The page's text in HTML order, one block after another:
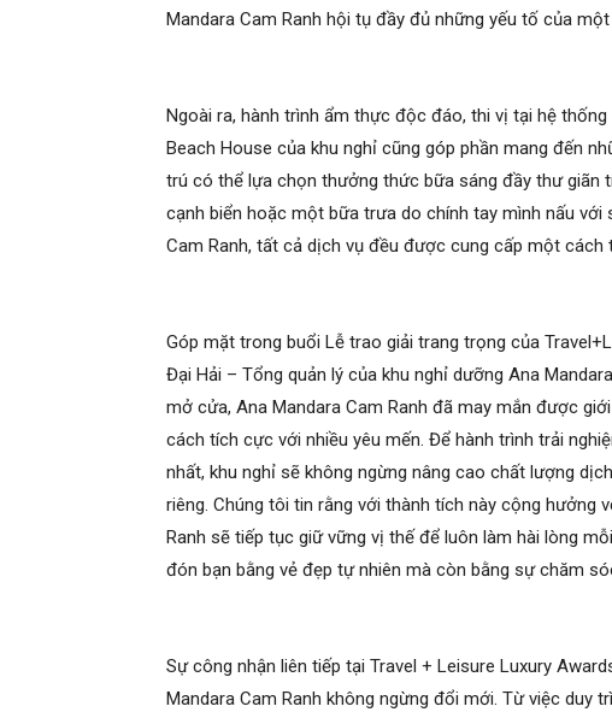
Mandara Cam Ranh hội tụ đầy đủ những yếu tố của
Ngoài ra, hành trình ẩm thực độc đáo, thi vị tại hệ
Beach House của khu nghỉ cũng góp phần mang đến
trú có thể lựa chọn thưởng thức bữa sáng đầy thư giãn
cạnh biển hoặc một bữa trưa do chính tay mình nấu
Cam Ranh, tất cả dịch vụ đều được cung cấp một cách
Góp mặt trong buổi Lễ trao giải trang trọng của
Đại Hải – Tổng quản lý của khu nghỉ dưỡng Ana
mở cửa, Ana Mandara Cam Ranh đã may mắn được
cách tích cực với nhiều yêu mến. Để hành trình trải
nhất, khu nghỉ sẽ không ngừng nâng cao chất lượng
riêng. Chúng tôi tin rằng với thành tích này cộng hưởng
Ranh sẽ tiếp tục giữ vững vị thế để luôn làm hài lòng
đón bạn bằng vẻ đẹp tự nhiên mà còn bằng sự chăm
Sự công nhận liên tiếp tại Travel + Leisure Luxury
Mandara Cam Ranh không ngừng đổi mới. Từ việc duy